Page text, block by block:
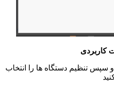
سپس تنظیم دستگاه ها را انتخاب